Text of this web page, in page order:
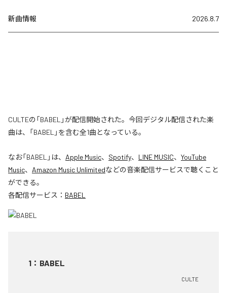
新曲情報 2026.8.7
CULTEの「BABEL」が配信開始された。今回デジタル配信された楽
曲は、「BABEL」を含む全1曲となっている。
なお「BABEL 」は、 Apple Music、 Spotify、 LINE MUSIC、 YouTube
Music、 Amazon Music Unlimitedなどの音楽配信サービスで聴くこと
ができる。
各配信サービス： BABEL
1 ： BABEL
CULTE